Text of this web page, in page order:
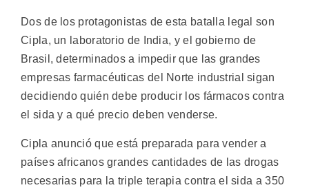
Dos de los protagonistas de esta batalla legal son
Cipla, un laboratorio de India, y el gobierno de
Brasil, determinados a impedir que las grandes
empresas farmacéuticas del Norte industrial sigan
decidiendo quién debe producir los fármacos contra
el sida y a qué precio deben venderse.
Cipla anunció que está preparada para vender a
países africanos grandes cantidades de las drogas
necesarias para la triple terapia contra el sida a 350